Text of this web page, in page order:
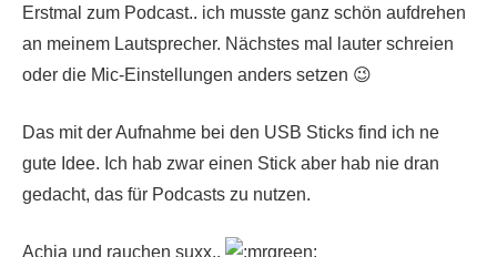
Erstmal zum Podcast.. ich musste ganz schön aufdrehen
an meinem Lautsprecher. Nächstes mal lauter schreien
oder die Mic-Einstellungen anders setzen 😉
Das mit der Aufnahme bei den USB Sticks find ich ne
gute Idee. Ich hab zwar einen Stick aber hab nie dran
gedacht, das für Podcasts zu nutzen.
Achja und rauchen suxx..